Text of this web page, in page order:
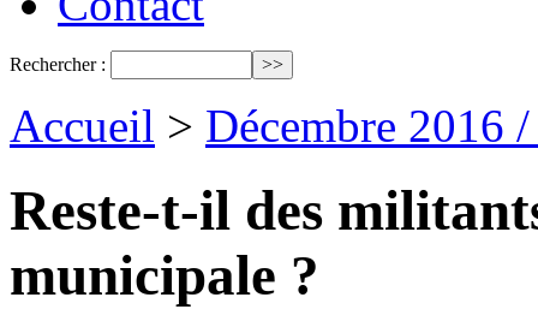
Rechercher :
Accueil > Décembre 2016
Reste-t-il des
municipale ?